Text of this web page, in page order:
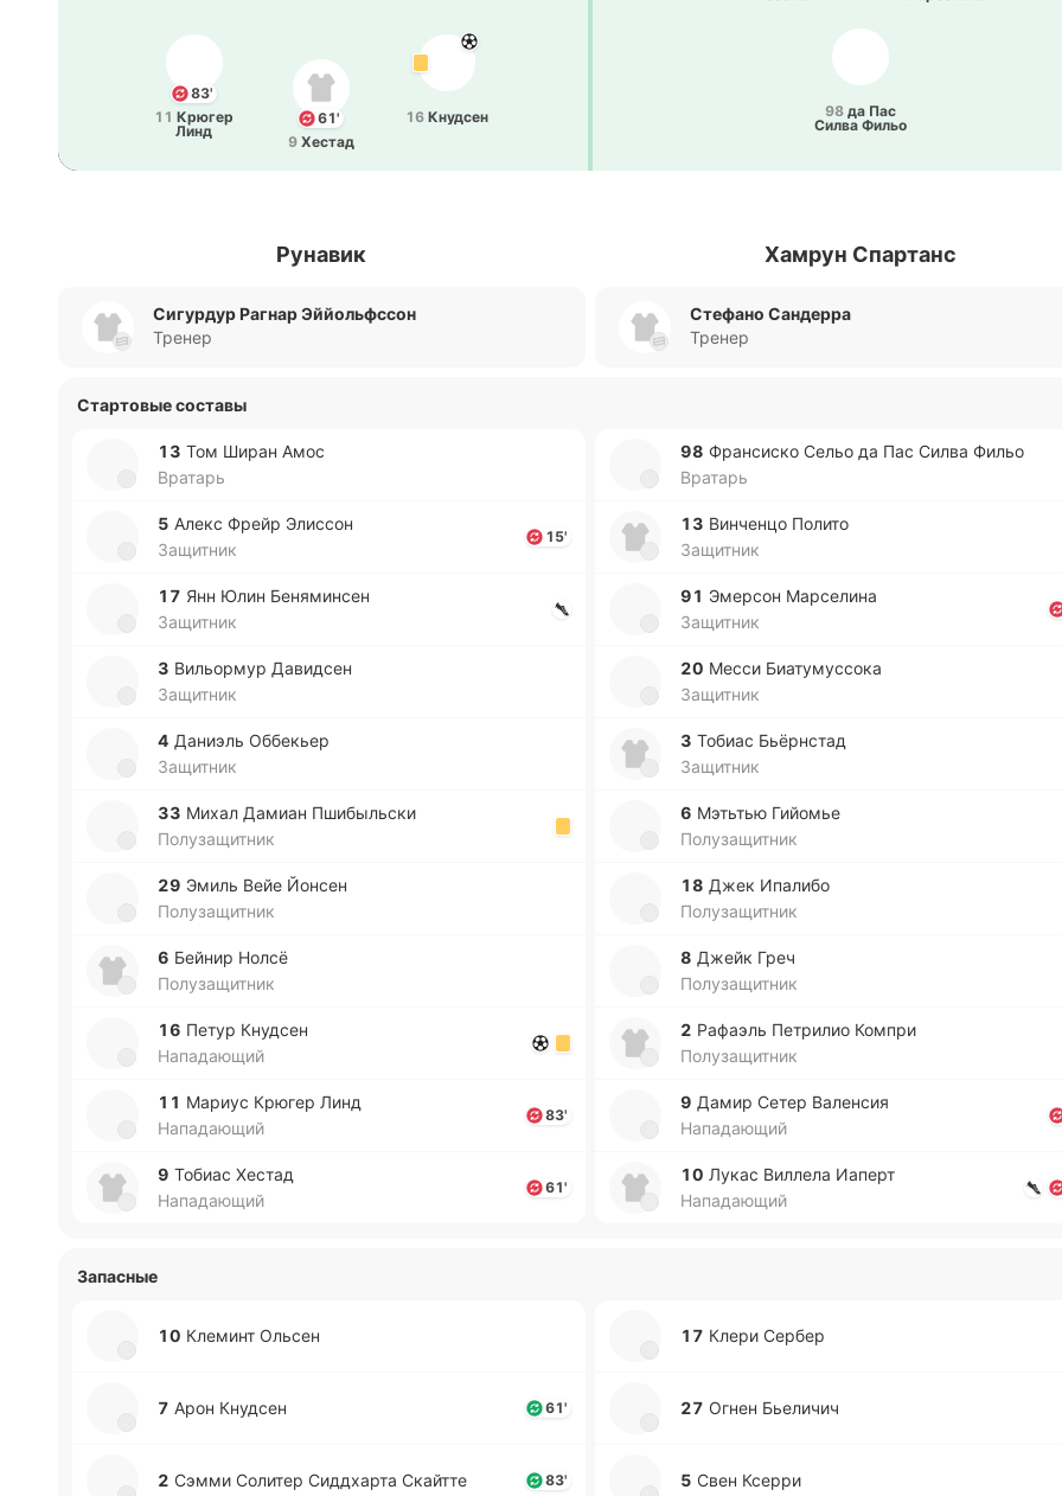
16 Кну­дсен
83'
11 Крюгер
Линд
61'
9 Хестад
98 да Пас
Силва Фильо
Рунавик Хамрун Спартанс
Сигурдур Рагнар Эййольфссон
Тренер
Стефано Сандерра
Тренер
Стартовые составы
13 Том Ширан Амос
Вратарь
5 Алекс Фрейр Эли­ссон
Защитник
15'
17 Янн Юлин Бе­ня­ми­нсен
Защитник
3 Ви­льо­рмур Да­ви­дсен
Защитник
4 Да­ниэль Оббе­кьер
Защитник
33 Михал Дамиан Пши­бы­льски
Полузащитник
29 Эмиль Вейе Йонсен
Полузащитник
6 Бейнир Нолсё
Полузащитник
16 Петур Кну­дсен
Нападающий
11 Мариус Крюгер Линд
Нападающий
83'
9 Тобиас Хестад
Нападающий
61'
98 Фра­нси­ско Сельо да Пас Силва Фильо
Вратарь
13 Ви­нче­нцо Полито
Защитник
91 Эме­рсон Ма­рсе­ли­на
Защитник
20 Месси Биа­ту­му­ссо­ка
Защитник
3 Тобиас Бьё­рнстад
Защитник
6 Мэ­тьтью Гийо­мье
Полузащитник
18 Джек Ипа­ли­бо
Полузащитник
8 Джейк Греч
Полузащитник
2 Ра­фаэль Пе­три­лио Компри
Полузащитник
9 Дамир Сетер Ва­ле­нсия
Нападающий
10 Лукас Ви­лле­ла Иаперт
Нападающий
Запасные
10 Кле­минт Ольсен
7 Арон Кну­дсен 61'
2 Сэмми Со­ли­тер Си­ддха­рта Скай­тте 83'
17 Клери Сербер
27 Огнен Бье­ли­чич
5 Свен Ксерри